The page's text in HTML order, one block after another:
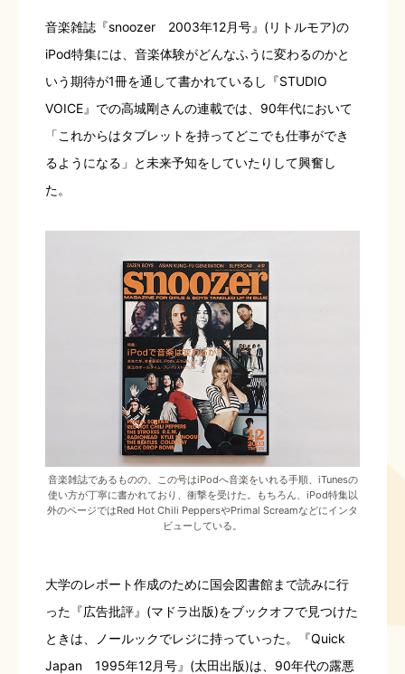
音楽雑誌『snoozer 2003年12月号』(リトルモア)の
iPod特集には、音楽体験がどんなふうに変わるのかと
いう期待が1冊を通して書かれているし『STUDIO
VOICE』での高城剛さんの連載では、90年代において
「これからはタブレットを持ってどこでも仕事ができ
るようになる」と未来予知をしていたりして興奮し
た。
音楽雑誌であるものの、この号はiPodへ音楽をいれる手順、iTunesの
使い方が丁寧に書かれており、衝撃を受けた。もちろん、iPod特集以
外のページではRed Hot Chili PeppersやPrimal Screamなどにインタ
ビューしている。
大学のレポート作成のために国会図書館まで読みに行
った『広告批評』(マドラ出版)をブックオフで見つけた
ときは、ノールックでレジに持っていった。『Quick
Japan 1995年12月号』(太田出版)は、90年代の露悪